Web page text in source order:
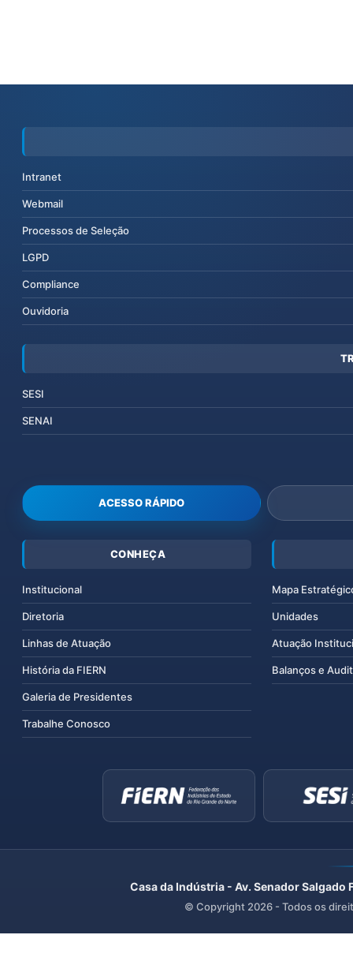
Intranet
Webmail
Processos de Seleção
LGPD
Compliance
Ouvidoria
SESI
SENAI
ACESSO RÁPIDO
CONHEÇA
Institucional
Diretoria
Linhas de Atuação
História da FIERN
Galeria de Presidentes
Trabalhe Conosco
Mapa
Unidades
Atuação
Balanços e
Casa da Indústria - Av. Senador
© Copyright 2026 - Todos os